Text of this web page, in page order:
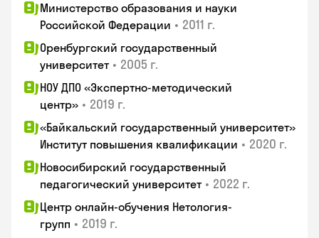
Министерство образования и науки
Российской Федерации • 2011 г.
Оренбургский государственный
университет • 2005 г.
НОУ ДПО «Экспертно-методический
центр» • 2019 г.
«Байкальский государственный университет»
Институт повышения квалификации • 2020 г.
Новосибирский государственный
педагогический университет • 2022 г.
Центр онлайн-обучения Нетология-
групп • 2019 г.